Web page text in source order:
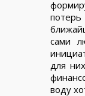
сами
для
воду